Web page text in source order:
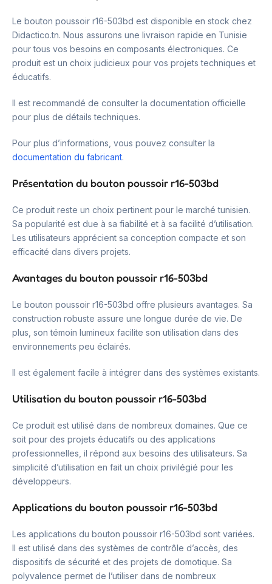
Le bouton poussoir r16-503bd est disponible en stock chez
Didactico.tn. Nous assurons une livraison rapide en Tunisie
pour tous vos besoins en composants électroniques. Ce
produit est un choix judicieux pour vos projets techniques et
éducatifs.
Il est recommandé de consulter la documentation officielle
pour plus de détails techniques.
Pour plus d’informations, vous pouvez consulter la
documentation du fabricant.
Présentation du bouton poussoir r16-503bd
Ce produit reste un choix pertinent pour le marché tunisien.
Sa popularité est due à sa fiabilité et à sa facilité d’utilisation.
Les utilisateurs apprécient sa conception compacte et son
efficacité dans divers projets.
Avantages du bouton poussoir r16-503bd
Le bouton poussoir r16-503bd offre plusieurs avantages. Sa
construction robuste assure une longue durée de vie. De
plus, son témoin lumineux facilite son utilisation dans des
environnements peu éclairés.
Il est également facile à intégrer dans des systèmes existants.
Utilisation du bouton poussoir r16-503bd
Ce produit est utilisé dans de nombreux domaines. Que ce
soit pour des projets éducatifs ou des applications
professionnelles, il répond aux besoins des utilisateurs. Sa
simplicité d’utilisation en fait un choix privilégié pour les
développeurs.
Applications du bouton poussoir r16-503bd
Les applications du bouton poussoir r16-503bd sont variées.
Il est utilisé dans des systèmes de contrôle d’accès, des
dispositifs de sécurité et des projets de domotique. Sa
polyvalence permet de l’utiliser dans de nombreux